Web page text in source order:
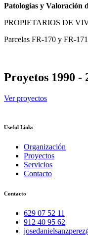
Patologías y Valoración
PROPIETARIOS DE
Parcelas FR-170 y FR-
Proyetos 1990 -
Ver proyectos
Useful Links
Organización
Proyectos
Servicios
Contacto
Contacto
629 07 52 11
912 40 95 62